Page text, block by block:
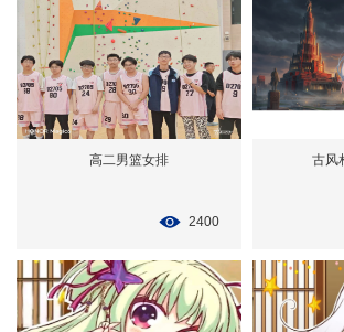
高二男篮女排
2400
古风